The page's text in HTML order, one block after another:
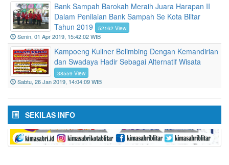
Bank Sampah Barokah Meraih Juara Harapan II
Dalam Penilaian Bank Sampah Se Kota Blitar
Tahun 2019
52162 View
Senin, 01 Apr 2019, 15:42:02 WIB
Kampoeng Kuliner Belimbing Dengan Kemandirian
dan Swadaya Hadir Sebagai Alternatif Wisata
38559 View
Sabtu, 26 Jan 2019, 14:04:09 WIB
SEKILAS INFO